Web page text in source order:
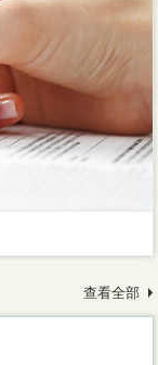
查看全部